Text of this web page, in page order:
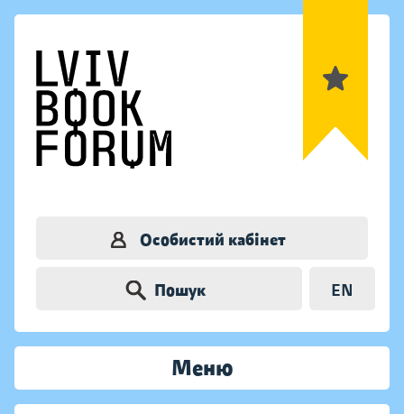
Особистий кабінет
Пошук EN
Меню